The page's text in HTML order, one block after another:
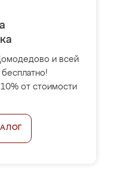
и всей
от стоимости